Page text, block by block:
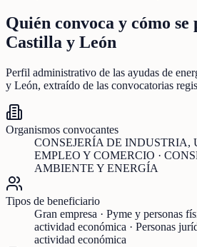
Quién convoca y cómo se
Castilla y León
Perfil administrativo de las ayudas de
y León, extraído de las convocatorias
Organismos convocantes
CONSEJERÍA DE INDUSTRIA,
EMPLEO Y COMERCIO ·
AMBIENTE Y ENERGÍA
Tipos de beneficiario
Gran empresa · Pyme y personas
actividad económica · Personas
actividad económica